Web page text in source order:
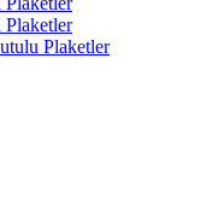
Plaketler